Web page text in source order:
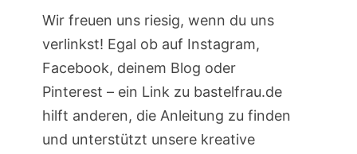
Wir freuen uns riesig, wenn du uns
verlinkst! Egal ob auf Instagram,
Facebook, deinem Blog oder
Pinterest – ein Link zu bastelfrau.de
hilft anderen, die Anleitung zu finden
und unterstützt unsere kreative